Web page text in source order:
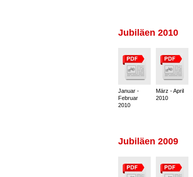
Jubiläen 2010
Januar -
Februar
2010
März - April
2010
Jubiläen 2009